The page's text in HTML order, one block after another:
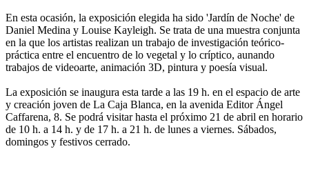
En esta ocasión, la exposición elegida ha sido 'Jardín de Noche' de
Daniel Medina y Louise Kayleigh. Se trata de una muestra conjunta
en la que los artistas realizan un trabajo de investigación teórico-
práctica entre el encuentro de lo vegetal y lo críptico, aunando
trabajos de videoarte, animación 3D, pintura y poesía visual.
La exposición se inaugura esta tarde a las 19 h. en el espacio de arte
y creación joven de La Caja Blanca, en la avenida Editor Ángel
Caffarena, 8. Se podrá visitar hasta el próximo 21 de abril en horario
de 10 h. a 14 h. y de 17 h. a 21 h. de lunes a viernes. Sábados,
domingos y festivos cerrado.